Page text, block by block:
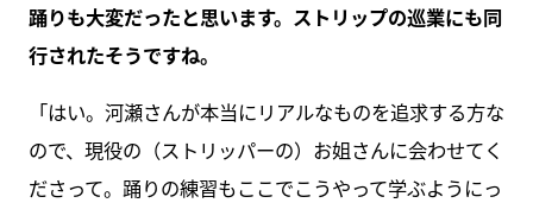
踊りも大変だったと思います。ストリップの巡業にも同
行されたそうですね。
「はい。河瀬さんが本当にリアルなものを追求する方な
ので、現役の（ストリッパーの）お姐さんに会わせてく
ださって。踊りの練習もここでこうやって学ぶようにっ